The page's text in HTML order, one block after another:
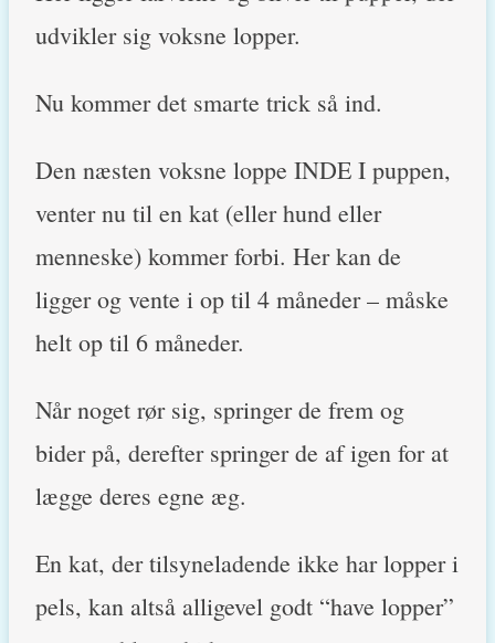
udvikler sig voksne lopper.
Nu kommer det smarte trick så ind.
Den næsten voksne loppe INDE I puppen,
venter nu til en kat (eller hund eller
menneske) kommer forbi. Her kan de
ligger og vente i op til 4 måneder – måske
helt op til 6 måneder.
Når noget rør sig, springer de frem og
bider på, derefter springer de af igen for at
lægge deres egne æg.
En kat, der tilsyneladende ikke har lopper i
pels, kan altså alligevel godt “have lopper”